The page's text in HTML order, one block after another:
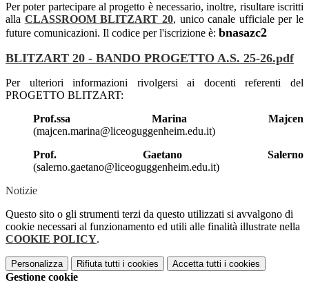
Per poter partecipare al progetto è necessario, inoltre, risultare iscritti
alla CLASSROOM BLITZART 20, unico canale ufficiale per le
future comunicazioni. Il codice per l'iscrizione è: bnasazc2
BLITZART 20 - BANDO PROGETTO A.S. 25-26.pdf
Per ulteriori informazioni rivolgersi ai docenti referenti del
PROGETTO BLITZART:
Prof.ssa Marina Majcen
(majcen.marina@liceoguggenheim.edu.it)
Prof. Gaetano Salerno
(salerno.gaetano@liceoguggenheim.edu.it)
Notizie
Questo sito o gli strumenti terzi da questo utilizzati si avvalgono di
cookie necessari al funzionamento ed utili alle finalità illustrate nella
COOKIE POLICY.
Personalizza Rifiuta tutti i cookies Accetta tutti i cookies
Gestione cookie